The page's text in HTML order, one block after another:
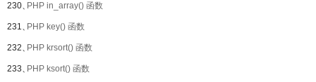
230、PHP in_array() 函数
231、PHP key() 函数
232、PHP krsort() 函数
233、PHP ksort() 函数